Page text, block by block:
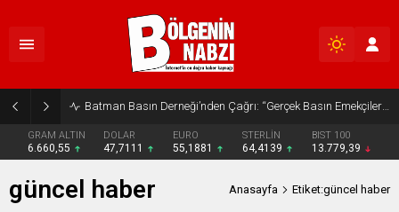
Batman Basın Derneği’nden Çağrı: “Gerçek Basın Emekçileri Desteklenmeli”
GRAM ALTIN
6.660,55
DOLAR
47,7111
EURO
55,1881
STERLİN
64,4139
BIST 100
13.779,39
güncel haber Anasayfa Etiket:güncel haber